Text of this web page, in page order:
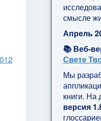
смысле
Апрель
📚 Веб-
Свете
Мы
книги. На
версия